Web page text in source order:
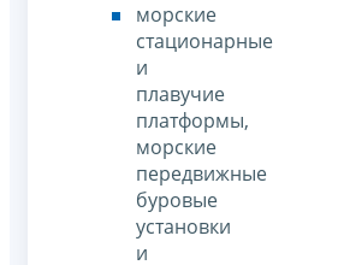
морские
стационарные
и
плавучие
платформы,
морские
передвижные
буровые
установки
и